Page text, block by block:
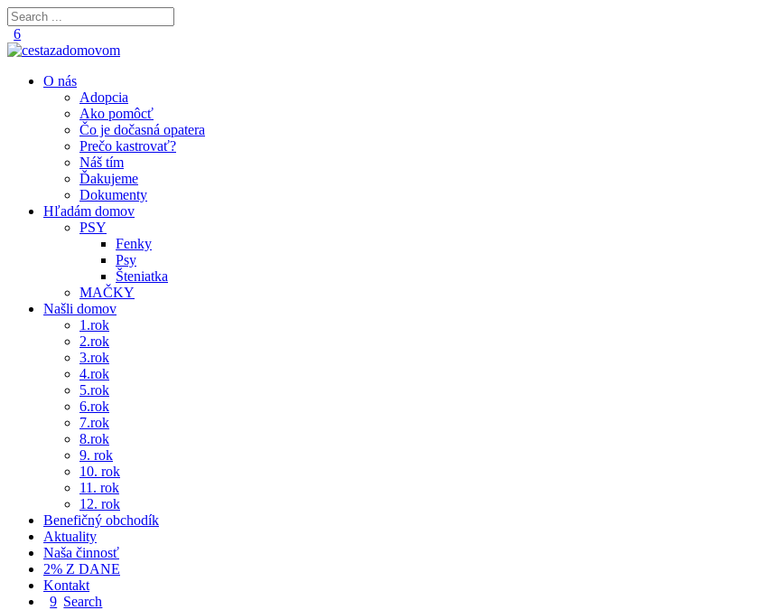
O nás
Adopcia
Ako pomôcť
Čo je dočasná opatera
Prečo kastrovať?
Náš tím
Ďakujeme
Dokumenty
Hľadám domov
PSY
Fenky
Psy
Šteniatka
MAČKY
Našli domov
1.rok
2.rok
3.rok
4.rok
5.rok
6.rok
7.rok
8.rok
9. rok
10. rok
11. rok
12. rok
Benefičný obchodík
Aktuality
Naša činnosť
2% Z DANE
Kontakt
Search